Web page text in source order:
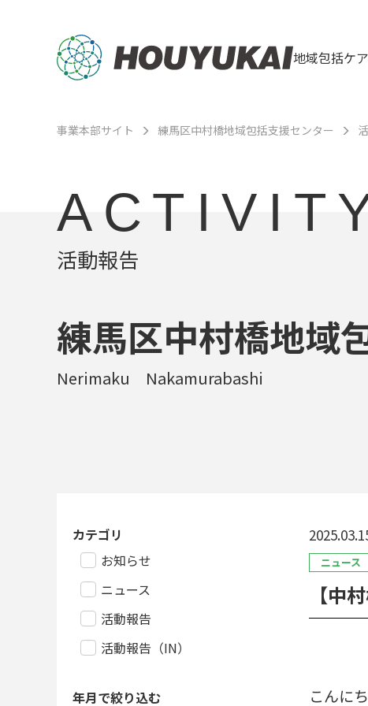
地域包括ケ
事業本部サイト 練馬区中村橋地域包括支援センター
活動報告
練馬区中村橋地域
Nerimaku Nakamurabashi
ニュース
【中
こんに
カテゴリ
お知らせ
ニュース
活動報告
活動報告（IN）
年月で絞り込む